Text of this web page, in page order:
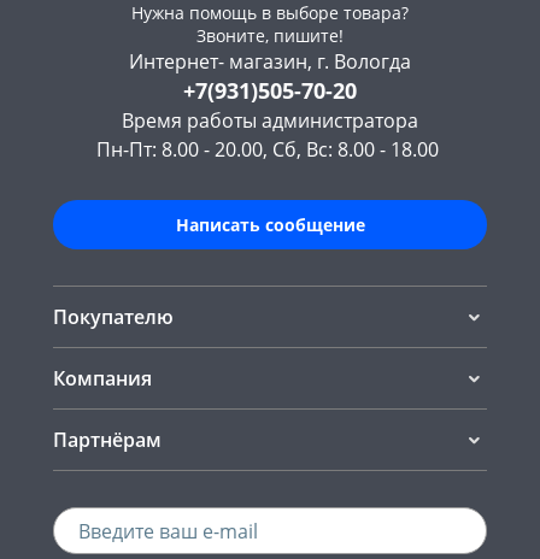
Нужна помощь в выборе товара?
Звоните, пишите!
Интернет- магазин, г. Вологда
+7(931)505-70-20
Время работы администратора
Пн-Пт: 8.00 - 20.00, Сб, Вс: 8.00 - 18.00
Написать сообщение
Покупателю
Компания
Партнёрам